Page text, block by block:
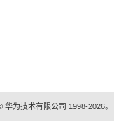
华为技术有限公司 1998-2026